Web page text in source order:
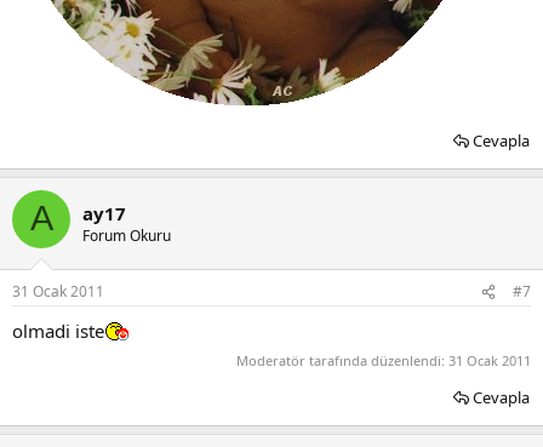
Cevapla
A ay17
Forum Okuru
31 Ocak 2011 #7
olmadi iste
Moderatör tarafında düzenlendi: 31 Ocak 2011
Cevapla